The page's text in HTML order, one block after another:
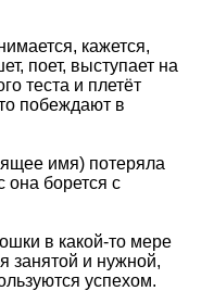
кажется,
поет, выступает на
теста и плетёт
побеждают в
имя) потеряла
она борется с
в какой-то мере
занятой и нужной,
успехом.